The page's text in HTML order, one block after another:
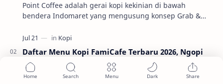
Point Coffee adalah gerai kopi kekinian di bawah
bendera Indomaret yang mengusung konsep Grab &
Daftar Menu Kopi FamiCafe Terbaru 2026, Ngopi
Enak di FamilyMart